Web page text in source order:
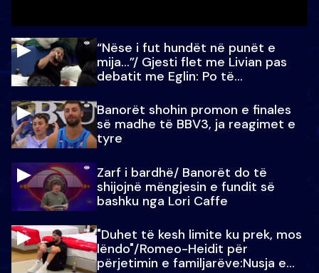
“Nëse i fut hundët në punët e
mija…”/ Gjesti flet me Livian pas
debatit me Eglin: Po të
Banorët shohin promon e finales
së madhe të BBV3, ja reagimet e
tyre
Zarf i bardhë/ Banorët do të
shijojnë mëngjesin e fundit së
bashku nga Lori Caffe
"Duhet të kesh limite ku prek, mos
lëndo"/Romeo-Heidit për
përjetimin e familjarëve:Nusja e